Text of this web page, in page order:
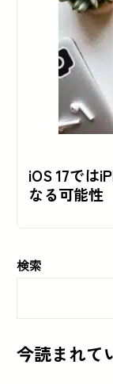
iOS 17では
なる可能性
検索
今読まれて